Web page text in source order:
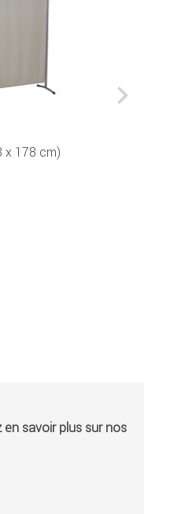
x 178 cm)
savoir plus sur nos